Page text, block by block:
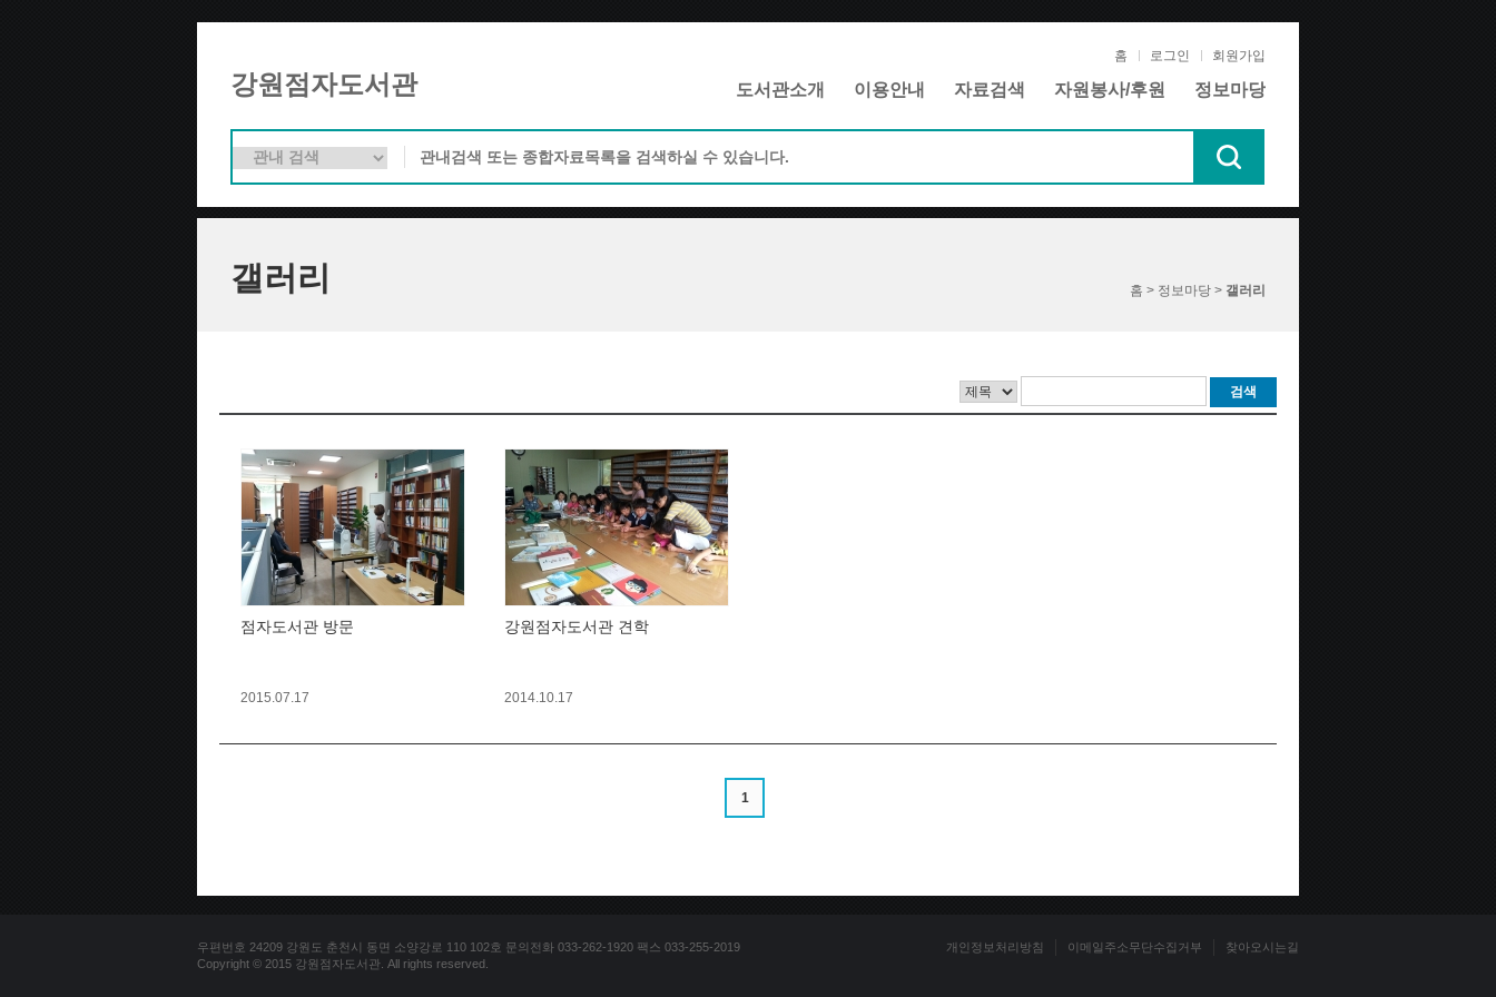
강원점자도서관
홈 로그인 회원가입
도서관소개 이용안내 자료검색 자원봉사/후원 정보마당
갤러리 홈 > 정보마당 > 갤러리
검색
점자도서관 방문
2015.07.17
강원점자도서관 견학
2014.10.17
1
우편번호 24209 강원도 춘천시 동면 소양강로 110 102호 문의전화 033-262-1920 팩스 033-255-2019
Copyright © 2015 강원점자도서관. All rights reserved.
개인정보처리방침 이메일주소무단수집거부 찾아오시는길